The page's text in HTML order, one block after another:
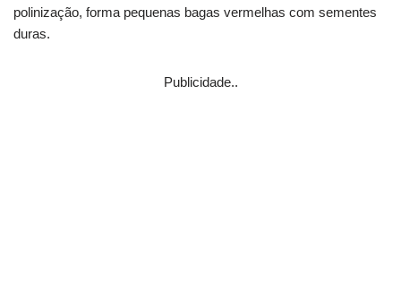
polinização, forma pequenas bagas vermelhas com sementes
duras.
Publicidade..